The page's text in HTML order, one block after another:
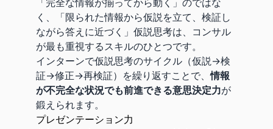
く、「限られた情報から仮説を立て、検証し
ながら答えに近づく」仮説思考は、コンサル
が最も重視するスキルのひとつです。
インターンで仮説思考のサイクル（仮説→検
証→修正→再検証）を繰り返すことで、情報
が不完全な状況でも前進できる意思決定力が
鍛えられます。
プレゼンテーション力